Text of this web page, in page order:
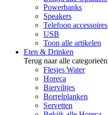
Powerbanks
Speakers
Telefoon accessoires
USB
Toon alle artikelen
Eten & Drinken
Terug naar alle categorieën
Flesjes Water
Horeca
Bierviltjes
Borrelplanken
Servetten